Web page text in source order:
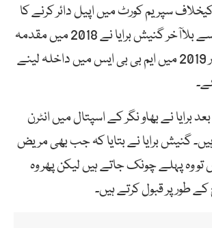
سپریم کورٹ میں اپیل دائر کرنے کا
فیصلہ کیا جہاں سے بلاآخر گنیش برایا نے 2018 میں مقدمہ
جیت لیا اور آخر کار 2019 میں ایم بی بی ایس میں داخلہ لینے
برایا نے بھاو نگر کے اسپتال میں انٹرن
گنیش برایا نے بتایا کہ جب بھی مریض
وہ پہلے چونک جاتے ہیں لیکن پھر وہ
طور پر قبول کرتے ہیں۔